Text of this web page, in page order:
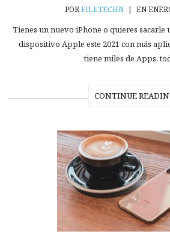
PORFILETECHN | EN
Tienes un nuevo iPhone o quieres sacarle
dispositivo Apple este 2021 con más
tiene miles de Apps,
CONTINUE